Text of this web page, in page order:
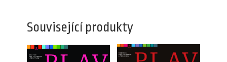
Související produkty